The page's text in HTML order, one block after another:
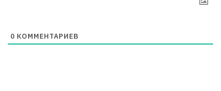
0 КОММЕНТАРИЕВ